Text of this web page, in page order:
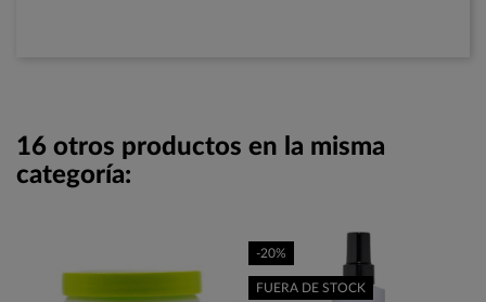
16 otros productos en la misma
categoría:
-20%
FUERA DE STOCK